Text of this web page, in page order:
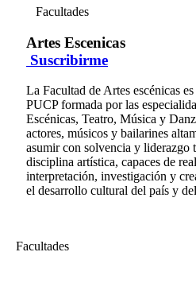
Facultades
Artes Escenicas
Suscribirme
La Facultad de Artes escénicas
PUCP formada por las
Escénicas, Teatro, Música y
actores, músicos y bailarines
asumir con solvencia y liderazgo
disciplina artística, capaces de
interpretación, investigación y
el desarrollo cultural del país y
Facultades